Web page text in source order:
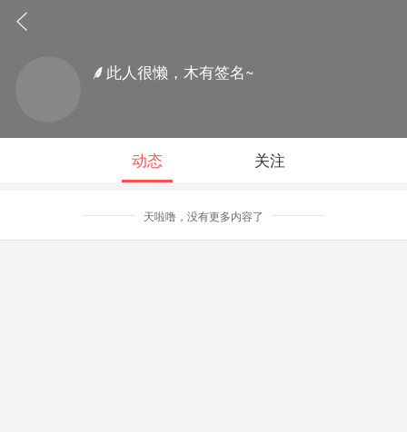
此人很懒，木有签名~
动态 关注
天啦噜，没有更多内容了